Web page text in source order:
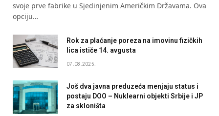
svoje prve fabrike u Sjedinjenim Američkim Državama. Ova
opciju…
Rok za plaćanje poreza na imovinu fizičkih
lica ističe 14. avgusta
07.08.2025.
Još dva javna preduzeća menjaju status i
postaju DOO – Nuklearni objekti Srbije i JP
za skloništa